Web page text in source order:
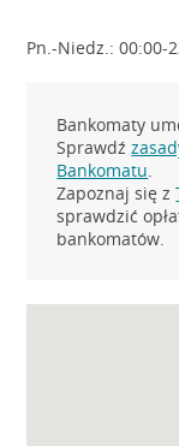
Pn.-Niedz.: 00:00-
Bankomaty
Sprawdź
Bankomatu.
Zapoznaj się z
sprawdzić
bankomatów.